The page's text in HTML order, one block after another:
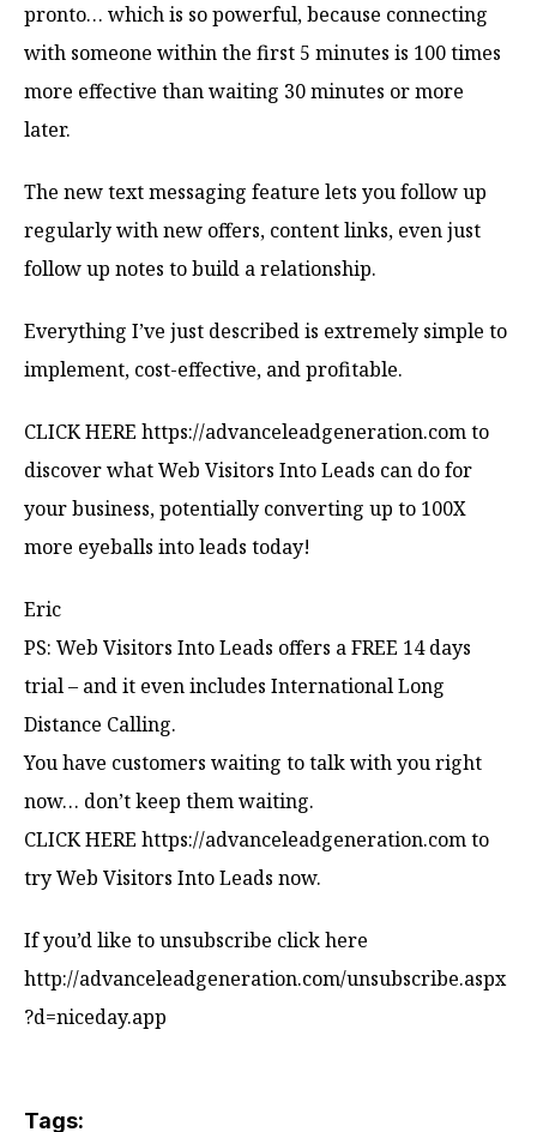
pronto… which is so powerful, because connecting
with someone within the first 5 minutes is 100 times
more effective than waiting 30 minutes or more
later.
The new text messaging feature lets you follow up
regularly with new offers, content links, even just
follow up notes to build a relationship.
Everything I’ve just described is extremely simple to
implement, cost-effective, and profitable.
CLICK HERE https://advanceleadgeneration.com to
discover what Web Visitors Into Leads can do for
your business, potentially converting up to 100X
more eyeballs into leads today!
Eric
PS: Web Visitors Into Leads offers a FREE 14 days
trial – and it even includes International Long
Distance Calling.
You have customers waiting to talk with you right
now… don’t keep them waiting.
CLICK HERE https://advanceleadgeneration.com to
try Web Visitors Into Leads now.
If you’d like to unsubscribe click here
http://advanceleadgeneration.com/unsubscribe.aspx
?d=niceday.app
Tags: